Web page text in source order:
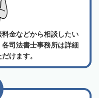
金などから相談したい
司法書士事務所は詳細
けます。